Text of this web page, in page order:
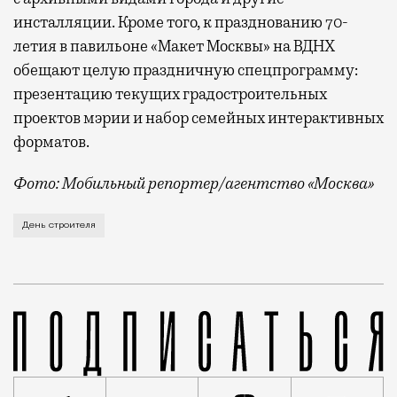
инсталляции. Кроме того, к празднованию 70-
летия в павильоне «Макет Москвы» на ВДНХ
обещают целую праздничную спецпрограмму:
презентацию текущих градостроительных
проектов мэрии и набор семейных интерактивных
форматов.
Фото: Мобильный репортер/агентство «Москва»
Это каска в фирменных цветах департамента
День строителя